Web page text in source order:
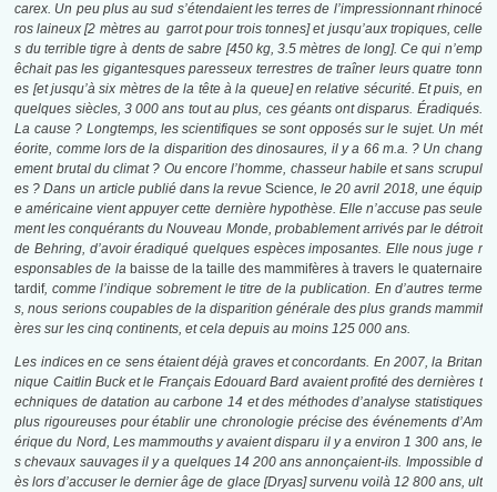
carex. Un peu plus au sud s’étendaient les terres de l’impressionnant rhinocé
ros laineux [2 mètres au garrot pour trois tonnes] et jusqu’aux tropiques, celle
s du terrible tigre à dents de sabre [450 kg, 3.5 mètres de long]. Ce qui n’emp
êchait pas les gigantesques paresseux terrestres de traîner leurs quatre tonn
es [et jusqu’à six mètres de la tête à la queue] en relative sécurité. Et puis, en
quelques siècles, 3 000 ans tout au plus, ces géants ont disparus. Éradiqués.
La cause ? Longtemps, les scientifiques se sont opposés sur le sujet. Un mét
éorite, comme lors de la disparition des dinosaures, il y a 66 m.a. ? Un chang
ement brutal du climat ? Ou encore l’homme, chasseur habile et sans scrupul
es ? Dans un article publié dans la revueScience, le 20 avril 2018, une équip
e américaine vient appuyer cette dernière hypothèse. Elle n’accuse pas seule
ment les conquérants du Nouveau Monde, probablement arrivés par le détroit
de Behring, d’avoir éradiqué quelques espèces imposantes. Elle nous juge r
esponsables de la baisse de la taille des mammifères à travers le quaternaire
tardif, comme l’indique sobrement le titre de la publication. En d’autres terme
s, nous serions coupables de la disparition générale des plus grands mammif
ères sur les cinq continents, et cela depuis au moins 125 000 ans.
Les indices en ce sens étaient déjà graves et concordants. En 2007, la Britan
nique Caitlin Buck et le Français Edouard Bard avaient profité des dernières t
echniques de datation au carbone 14 et des méthodes d’analyse statistiques
plus rigoureuses pour établir une chronologie précise des événements d’Am
érique du Nord, Les mammouths y avaient disparu il y a environ 1 300 ans, le
s chevaux sauvages il y a quelques 14 200 ans annonçaient-ils. Impossible d
ès lors d’accuser le dernier âge de glace [Dryas] survenu voilà 12 800 ans, ult